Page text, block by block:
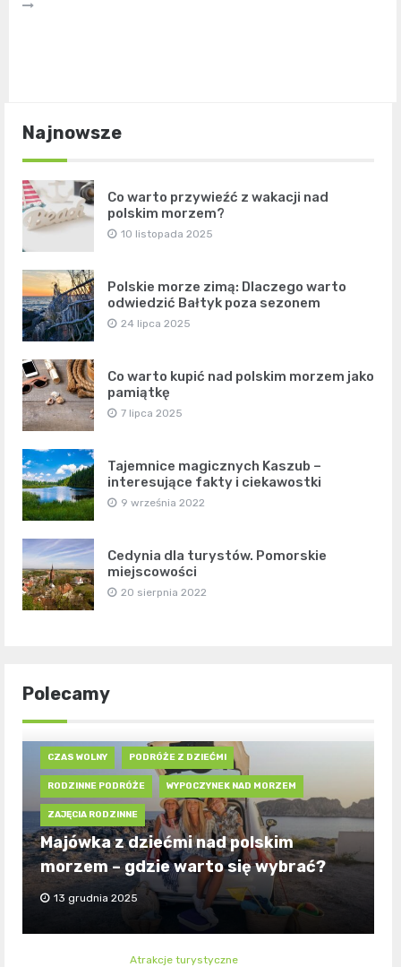
Najnowsze
Co warto przywieźć z wakacji nad
polskim morzem?
10 listopada 2025
Polskie morze zimą: Dlaczego warto
odwiedzić Bałtyk poza sezonem
24 lipca 2025
Co warto kupić nad polskim morzem jako
pamiątkę
7 lipca 2025
Tajemnice magicznych Kaszub –
interesujące fakty i ciekawostki
9 września 2022
Cedynia dla turystów. Pomorskie
miejscowości
20 sierpnia 2022
Polecamy
CZAS WOLNY PODRÓŻE Z DZIEĆMI
RODZINNE PODRÓŻE WYPOCZYNEK NAD MORZEM
ZAJĘCIA RODZINNE
Majówka z dziećmi nad polskim
morzem – gdzie warto się wybrać?
13 grudnia 2025
Atrakcje turystyczne